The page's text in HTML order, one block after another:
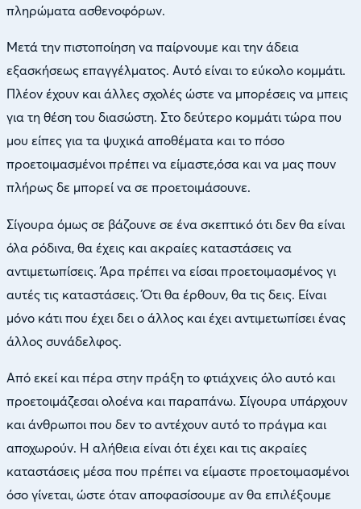
πληρώματα ασθενοφόρων.
Μετά την πιστοποίηση να παίρνουμε και την άδεια
εξασκήσεως επαγγέλματος. Αυτό είναι το εύκολο κομμάτι.
Πλέον έχουν και άλλες σχολές ώστε να μπορέσεις να μπεις
για τη θέση του διασώστη. Στο δεύτερο κομμάτι τώρα που
μου είπες για τα ψυχικά αποθέματα και το πόσο
προετοιμασμένοι πρέπει να είμαστε,όσα και να μας πουν
πλήρως δε μπορεί να σε προετοιμάσουνε.
Σίγουρα όμως σε βάζουνε σε ένα σκεπτικό ότι δεν θα είναι
όλα ρόδινα, θα έχεις και ακραίες καταστάσεις να
αντιμετωπίσεις. Άρα πρέπει να είσαι προετοιμασμένος γι
αυτές τις καταστάσεις. Ότι θα έρθουν, θα τις δεις. Είναι
μόνο κάτι που έχει δει ο άλλος και έχει αντιμετωπίσει ένας
άλλος συνάδελφος.
Από εκεί και πέρα στην πράξη το φτιάχνεις όλο αυτό και
προετοιμάζεσαι ολοένα και παραπάνω. Σίγουρα υπάρχουν
και άνθρωποι που δεν το αντέχουν αυτό το πράγμα και
αποχωρούν. Η αλήθεια είναι ότι έχει και τις ακραίες
καταστάσεις μέσα που πρέπει να είμαστε προετοιμασμένοι
όσο γίνεται, ώστε όταν αποφασίσουμε αν θα επιλέξουμε